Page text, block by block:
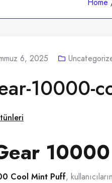
6, 2025
10000-
Cool Mint Puff,